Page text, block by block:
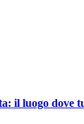
il luogo dove